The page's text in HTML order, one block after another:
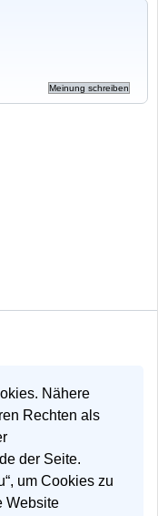
Nähere
Rechten als
der Seite.
um Cookies zu
Website